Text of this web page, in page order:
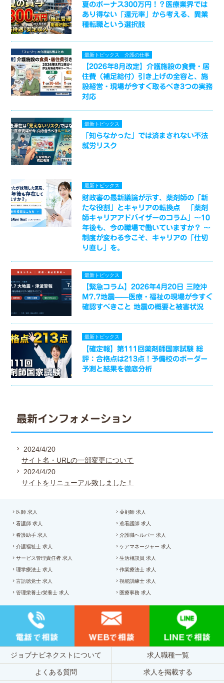
夏のボーナス300万円！？医療業界では
あり得ない「還元率」から考える、異業
種転職という選択肢
最新トピックス 介護の仕事
【2026年8月改定】介護施設の食費・居
住費（補足給付）引き上げの全容と、施
設経営・現場が今すぐ取るべき3つの実務
対応
最新トピックス
「知らなかった」では済まされない不法
就労リスク
最新トピックス
財政審の最新議論が示す、薬剤師の「新
たな役割」とキャリアの転換点 「薬剤
師キャリアアドバイザーのコラム」～10
年後も、今の職場で働いていますか？ ～
制度が変わる今こそ、キャリアの「仕切
り直し」を。
最新トピックス
【緊急コラム】2026年4月20日 三陸沖
M7.7地震——医療・福祉の現場が今すぐ
確認すべきこと 地震の概要と被害状況
最新トピックス
【確定報】第111回薬剤師国家試験 総
評：合格点は213点！予備校のボーダー
予測と結果を徹底分析
最新インフォメーション
2024/4/20
サイト名・URLの一部変更について
2024/4/20
サイトをリニューアル致しました！
医師 求人 薬剤師 求人
看護師 求人 准看護師 求人
看護助手 求人 介護職ヘルパー 求人
介護福祉士 求人 ケアマネージャー 求人
サービス管理責任者 求人 生活相談員 求人
理学療法士 求人 作業療法士 求人
言語聴覚士 求人 視能訓練士 求人
管理栄養士/栄養士 求人 医療事務 求人
ジョブナビネクストについて 求人職種一覧
よくある質問 求人を掲載する